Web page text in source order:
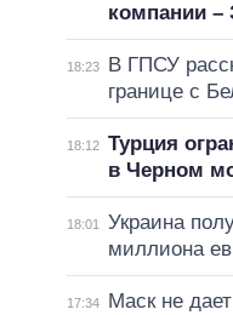
компании –
18:23
В ГПСУ
границе с
18:12 Турция
в Черном
18:01
Украина
миллиона
17:34
Маск не